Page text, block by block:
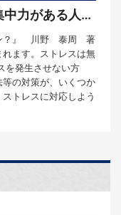
【良書の紹介】R6年6月 『集中力がある人のストレス管理のキホン』
ン？』 川野 泰周 著
ます。ストレスは無
を発生させない方
の対策が、いくつか
トレスに対応しよう